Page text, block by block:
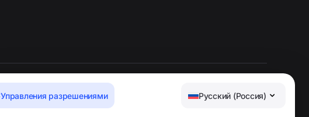
Управления разрешениями Русский (Россия)